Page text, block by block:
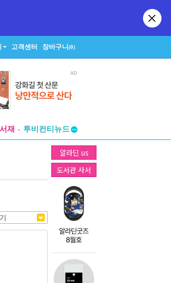
고객센터 장바구니(0)
서재
투비컨티뉴드
창작플랫폼
투비컨티뉴드
알라딘 us
도서관 사서